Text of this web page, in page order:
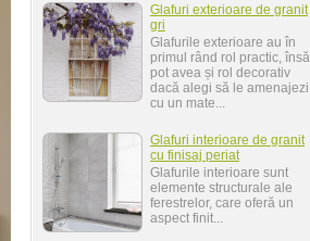
Glafuri exterioare de granit
gri
Glafurile exterioare au în
primul rând rol practic, însă
pot avea și rol decorativ
dacă alegi să le amenajezi
cu un mate...
Glafuri interioare de granit
cu finisaj periat
Glafurile interioare sunt
elemente structurale ale
ferestrelor, care oferă un
aspect finit...